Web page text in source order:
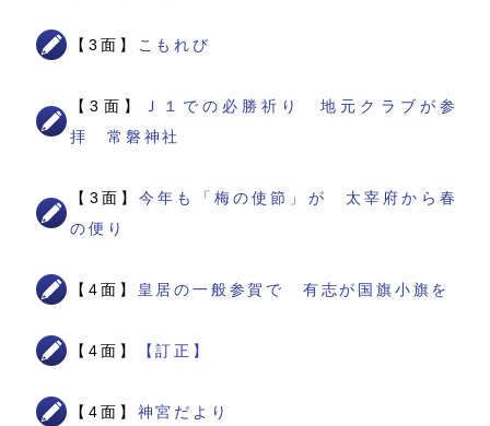
【3面】 こもれび
【3面】
Ｊ１での必勝祈り 地元クラブが参
拝 常磐神社
【3面】今年も「梅の使節」が 太宰府から春
の便り
【4面】 皇居の一般参賀で 有志が国旗小旗を
【4面】 【訂正】
【4面】 神宮だより